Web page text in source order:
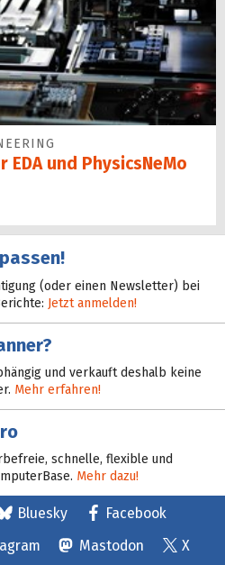
und PhysicsNeMo
(oder einen Newsletter) bei
Jetzt anmelden!
und verkauft deshalb keine
Mehr erfahren!
schnelle, flexible und
Mehr dazu!
Bluesky
Facebook
Mastodon X